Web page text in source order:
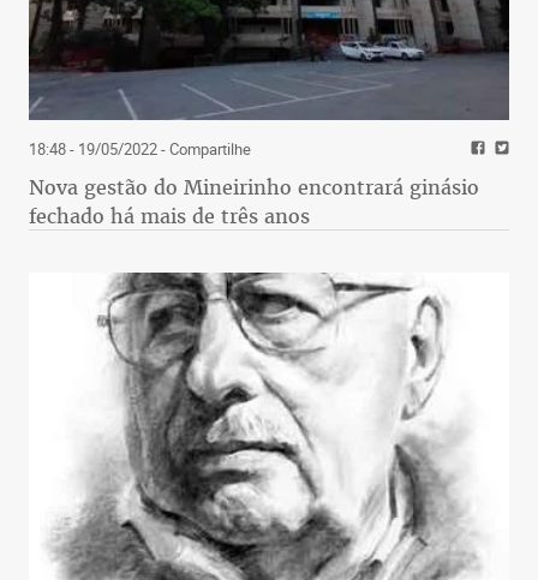
18:48 - 19/05/2022- Compartilhe
Nova gestão do Mineirinho encontrará ginásio
fechado há mais de três anos